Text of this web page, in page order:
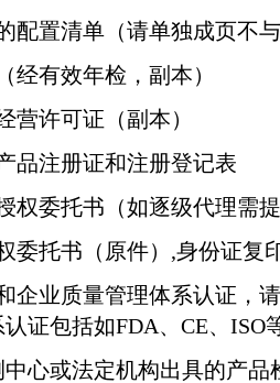
配置清单（请单独成页不
经有效年检，副本）
营许可证（副本）
品注册证和注册登记表
权委托书（如逐级代理需
委托书（原件） ,身份证复
企业质量管理体系认证，
证包括如FDA、 CE、 ISO
心或法定机构出具的产品